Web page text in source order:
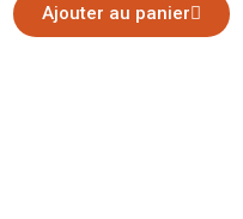
Ajouter au panier